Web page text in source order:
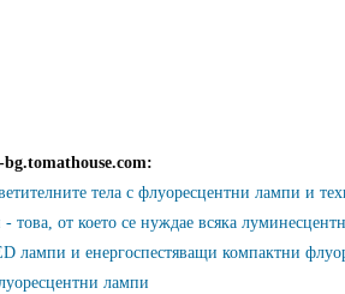
:
тела с флуоресцентни лампи и
това, от което се нуждае всяка
лампи и енергоспестяващи компактни
лампи